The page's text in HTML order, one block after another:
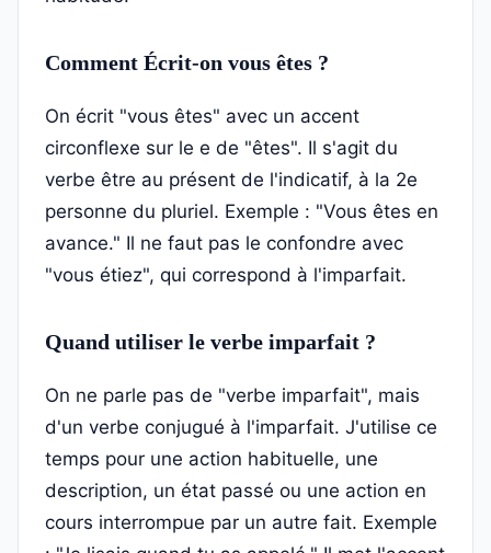
Comment Écrit-on vous êtes ?
On écrit "vous êtes" avec un accent
circonflexe sur le e de "êtes". Il s'agit du
verbe être au présent de l'indicatif, à la 2e
personne du pluriel. Exemple : "Vous êtes en
avance." Il ne faut pas le confondre avec
"vous étiez", qui correspond à l'imparfait.
Quand utiliser le verbe imparfait ?
On ne parle pas de "verbe imparfait", mais
d'un verbe conjugué à l'imparfait. J'utilise ce
temps pour une action habituelle, une
description, un état passé ou une action en
cours interrompue par un autre fait. Exemple